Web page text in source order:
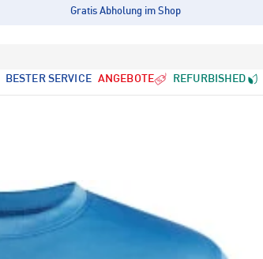
Gratis Abholung im Shop
BESTER SERVICE ANGEBOTE REFURBISHED